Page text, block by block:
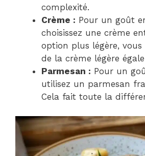
complexité.
Crème : Pour un goût
choisissez une crème
option plus légère,
de la crème légère
Parmesan : Pour un
utilisez un parmesan
Cela fait toute la